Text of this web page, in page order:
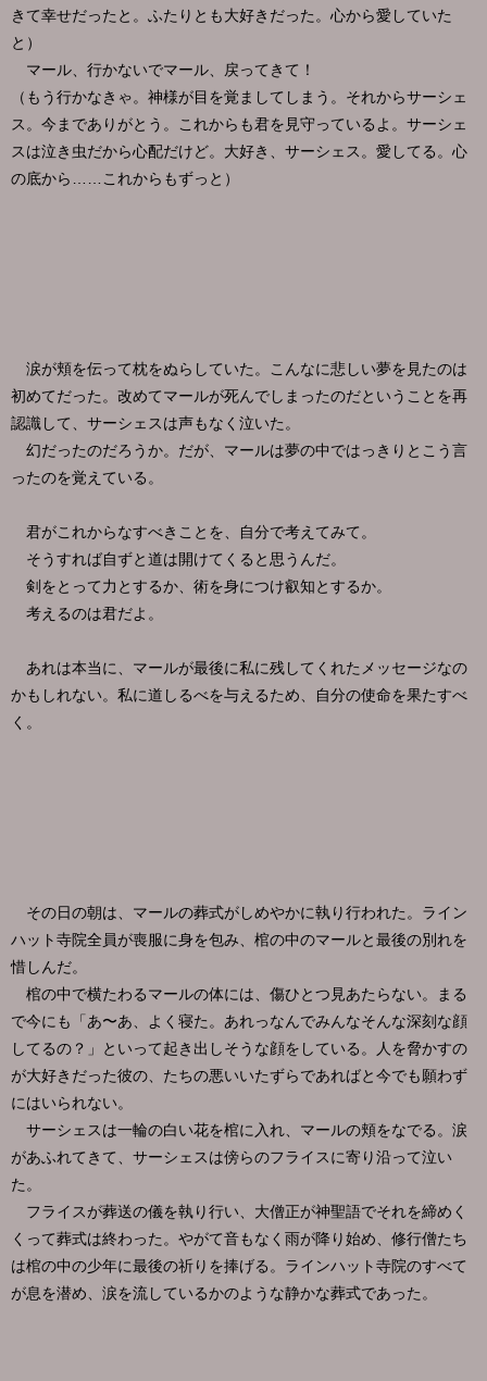
きて幸せだったと。ふたりとも大好きだった。心から愛していた
と）
マール、行かないでマール、戻ってきて！
（もう行かなきゃ。神様が目を覚ましてしまう。それからサーシェ
ス。今までありがとう。これからも君を見守っているよ。サーシェ
スは泣き虫だから心配だけど。大好き、サーシェス。愛してる。心
の底から……これからもずっと）
涙が頬を伝って枕をぬらしていた。こんなに悲しい夢を見たのは
初めてだった。改めてマールが死んでしまったのだということを再
認識して、サーシェスは声もなく泣いた。
幻だったのだろうか。だが、マールは夢の中ではっきりとこう言
ったのを覚えている。
君がこれからなすべきことを、自分で考えてみて。
そうすれば自ずと道は開けてくると思うんだ。
剣をとって力とするか、術を身につけ叡知とするか。
考えるのは君だよ。
あれは本当に、マールが最後に私に残してくれたメッセージなの
かもしれない。私に道しるべを与えるため、自分の使命を果たすべ
く。
その日の朝は、マールの葬式がしめやかに執り行われた。ライン
ハット寺院全員が喪服に身を包み、棺の中のマールと最後の別れを
惜しんだ。
棺の中で横たわるマールの体には、傷ひとつ見あたらない。まる
で今にも「あ〜あ、よく寝た。あれっなんでみんなそんな深刻な顔
してるの？」といって起き出しそうな顔をしている。人を脅かすの
が大好きだった彼の、たちの悪いいたずらであればと今でも願わず
にはいられない。
サーシェスは一輪の白い花を棺に入れ、マールの頬をなでる。涙
があふれてきて、サーシェスは傍らのフライスに寄り沿って泣い
た。
フライスが葬送の儀を執り行い、大僧正が神聖語でそれを締めく
くって葬式は終わった。やがて音もなく雨が降り始め、修行僧たち
は棺の中の少年に最後の祈りを捧げる。ラインハット寺院のすべて
が息を潜め、涙を流しているかのような静かな葬式であった。